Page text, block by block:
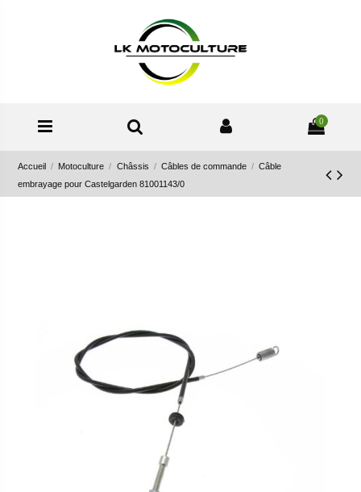
0
Accueil Motoculture Châssis Câbles de commande
Câble
embrayage pour Castelgarden 81001143/0